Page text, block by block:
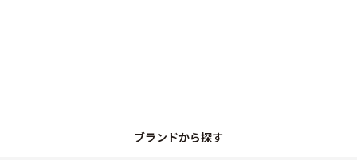
ブランドから探す